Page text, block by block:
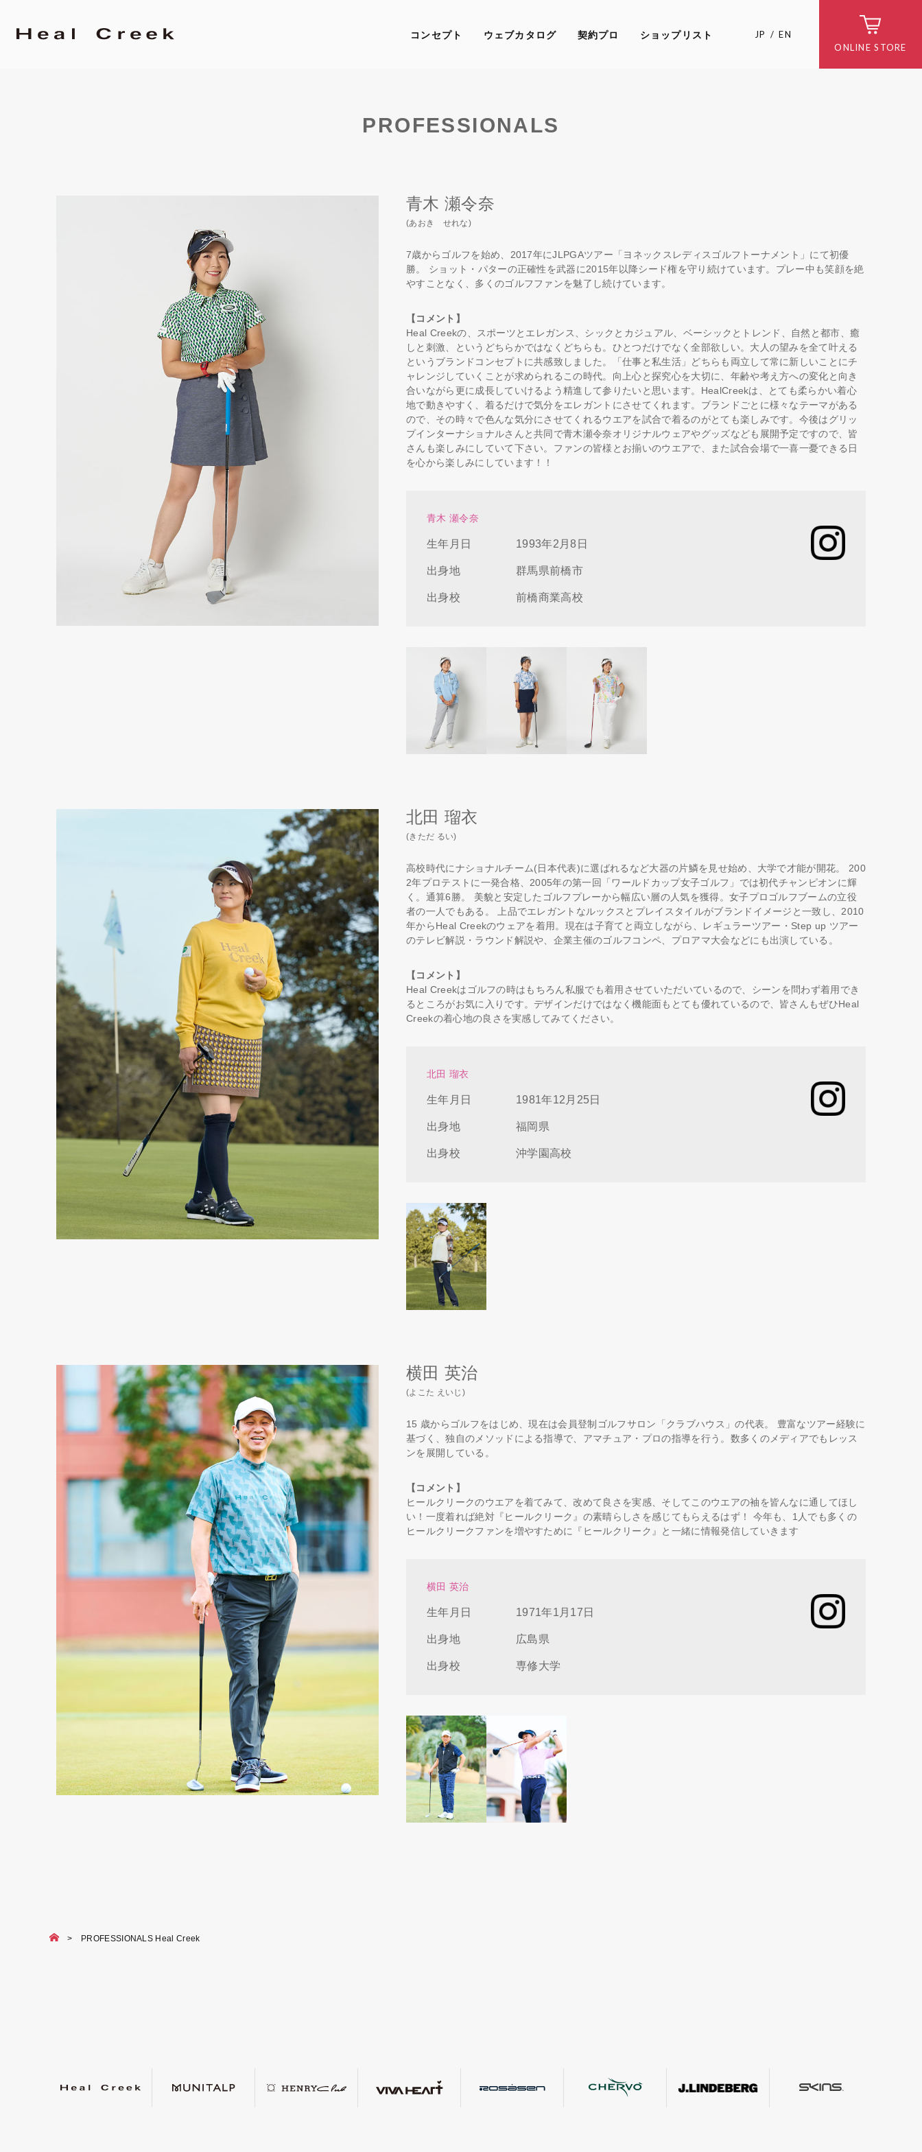
コンセプト ウェブカタログ 契約プロ ショップリスト JP
EN
ONLINE STORE
PROFESSIONALS
青木 瀬令奈
(あおき せれな)
7歳からゴルフを始め、2017年にJLPGAツアー「ヨネックスレディスゴルフトーナメント」にて初優
勝。 ショット・パターの正確性を武器に2015年以降シード権を守り続けています。プレー中も笑顔を絶
やすことなく、多くのゴルフファンを魅了し続けています。
【コメント】
Heal Creekの、スポーツとエレガンス、シックとカジュアル、ベーシックとトレンド、自然と都市、癒
しと刺激、というどちらかではなくどちらも。ひとつだけでなく全部欲しい。大人の望みを全て叶える
というブランドコンセプトに共感致しました。「仕事と私生活」どちらも両立して常に新しいことにチ
ャレンジしていくことが求められるこの時代。向上心と探究心を大切に、年齢や考え方への変化と向き
合いながら更に成長していけるよう精進して参りたいと思います。HealCreekは、とても柔らかい着心
地で動きやすく、着るだけで気分をエレガントにさせてくれます。ブランドごとに様々なテーマがある
ので、その時々で色んな気分にさせてくれるウエアを試合で着るのがとても楽しみです。今後はグリッ
プインターナショナルさんと共同で青木瀬令奈オリジナルウェアやグッズなども展開予定ですので、皆
さんも楽しみにしていて下さい。ファンの皆様とお揃いのウエアで、また試合会場で一喜一憂できる日
を心から楽しみにしています！！
青木 瀬令奈
生年月日 1993年2月8日
出身地 群馬県前橋市
出身校 前橋商業高校
北田 瑠衣
(きただ るい)
高校時代にナショナルチーム(日本代表)に選ばれるなど大器の片鱗を見せ始め、大学で才能が開花。 200
2年プロテストに一発合格、2005年の第一回「ワールドカップ女子ゴルフ」では初代チャンピオンに輝
く。通算6勝。 美貌と安定したゴルフプレーから幅広い層の人気を獲得。女子プロゴルフブームの立役
者の一人でもある。 上品でエレガントなルックスとプレイスタイルがブランドイメージと一致し、2010
年からHeal Creekのウェアを着用。現在は子育てと両立しながら、レギュラーツアー・Step up ツアー
のテレビ解説・ラウンド解説や、企業主催のゴルフコンペ、プロアマ大会などにも出演している。
【コメント】
Heal Creekはゴルフの時はもちろん私服でも着用させていただいているので、シーンを問わず着用でき
るところがお気に入りです。デザインだけではなく機能面もとても優れているので、皆さんもぜひHeal
Creekの着心地の良さを実感してみてください。
北田 瑠衣
生年月日 1981年12月25日
出身地 福岡県
出身校 沖学園高校
横田 英治
(よこた えいじ)
15 歳からゴルフをはじめ、現在は会員登制ゴルフサロン「クラブハウス」の代表。 豊富なツアー経験に
基づく、独自のメソッドによる指導で、アマチュア・プロの指導を行う。数多くのメディアでもレッス
ンを展開している。
【コメント】
ヒールクリークのウエアを着てみて、改めて良さを実感、そしてこのウエアの袖を皆んなに通してほし
い！一度着れば絶対『ヒールクリーク』の素晴らしさを感じてもらえるはず！ 今年も、1人でも多くの
ヒールクリークファンを増やすために『ヒールクリーク』と一緒に情報発信していきます
横田 英治
生年月日 1971年1月17日
出身地 広島県
出身校 専修大学
PROFESSIONALS Heal Creek